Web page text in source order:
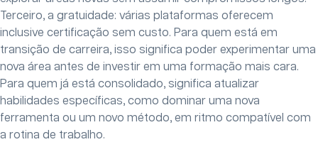
Terceiro, a gratuidade: várias plataformas oferecem
inclusive certificação sem custo. Para quem está em
transição de carreira, isso significa poder experimentar uma
nova área antes de investir em uma formação mais cara.
Para quem já está consolidado, significa atualizar
habilidades específicas, como dominar uma nova
ferramenta ou um novo método, em ritmo compatível com
a rotina de trabalho.